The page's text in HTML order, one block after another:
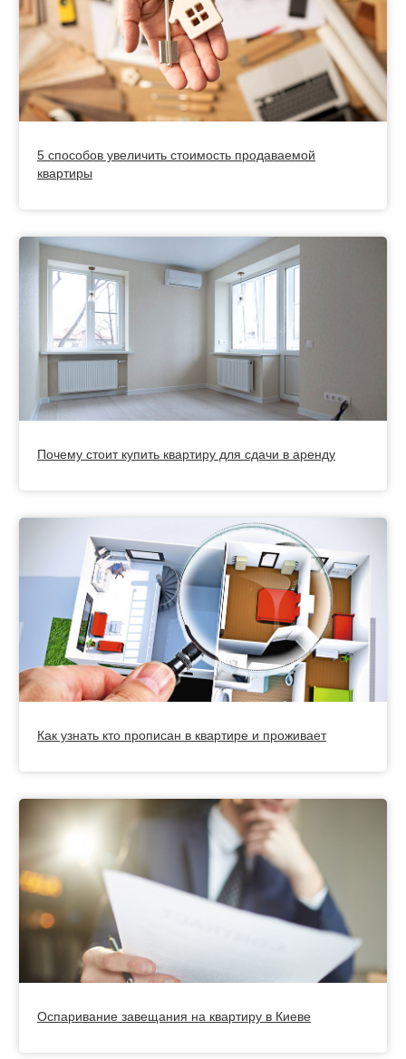
5 способов увеличить стоимость продаваемой
квартиры
Почему стоит купить квартиру для сдачи в аренду
Как узнать кто прописан в квартире и проживает
Оспаривание завещания на квартиру в Киеве